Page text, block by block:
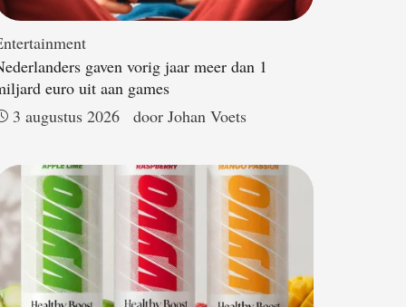
gaven vorig jaar meer dan 1
euro uit aan games
3 augustus 2026
door Johan Voets